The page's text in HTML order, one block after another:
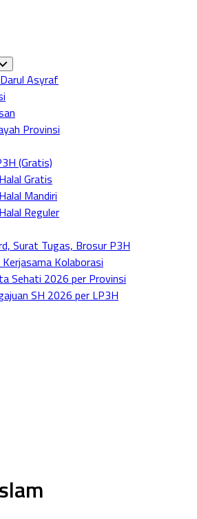
Asyraf
Provinsi
(Gratis)
Gratis
Mandiri
Reguler
Surat Tugas, Brosur P3H
Kolaborasi
Sehati 2026 per Provinsi
SH 2026 per LP3H